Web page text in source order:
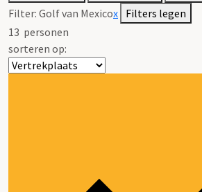
Filter: Golf van Mexicox Filters legen
13 personen
sorteren op: